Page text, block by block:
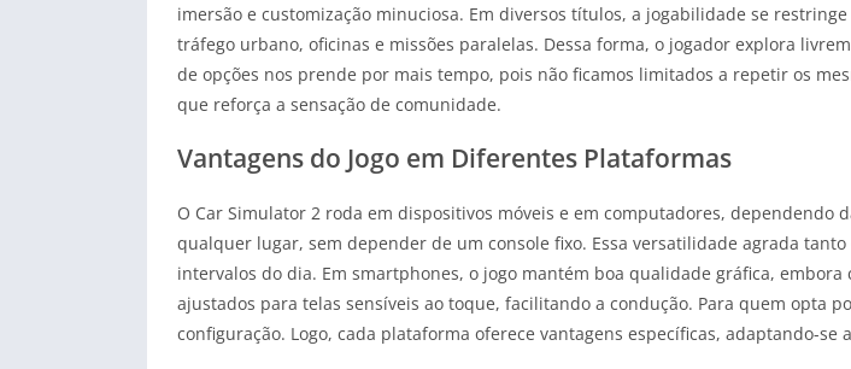
imersão e customização minuciosa. Em diversos títulos, a jogabilidade se
tráfego urbano, oficinas e missões paralelas. Dessa forma, o jogador explora
de opções nos prende por mais tempo, pois não ficamos limitados a repetir os
que reforça a sensação de comunidade.
Vantagens do Jogo em Diferentes Plataformas
O Car Simulator 2 roda em dispositivos móveis e em computadores,
qualquer lugar, sem depender de um console fixo. Essa versatilidade agrada
intervalos do dia. Em smartphones, o jogo mantém boa qualidade gráfica,
ajustados para telas sensíveis ao toque, facilitando a condução. Para quem opta
configuração. Logo, cada plataforma oferece vantagens específicas, adaptando-se